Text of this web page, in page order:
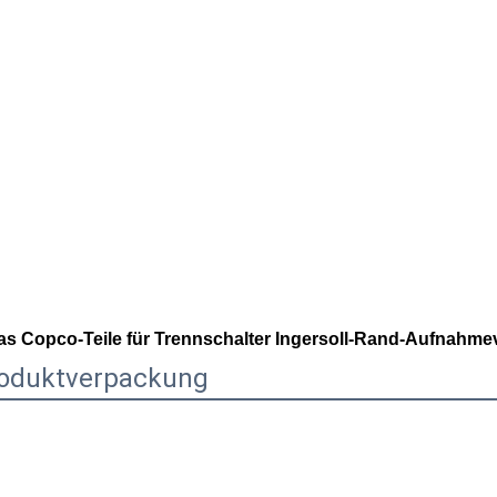
Copco-Teile für Trennschalter Ingersoll-Rand-